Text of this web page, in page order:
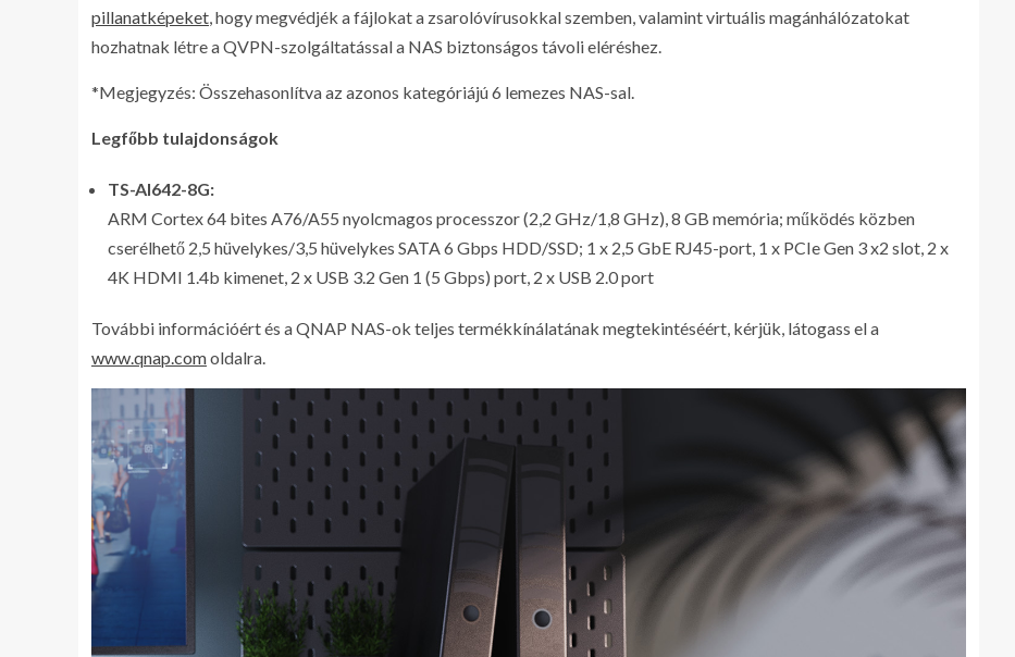
pillanatképeket , hogy megvédjék a fájlokat a zsarolóvírusokkal szemben, valamint virtuális magánhálózatokat
hozhatnak létre a QVPN-szolgáltatással a NAS biztonságos távoli eléréshez.
*Megjegyzés: Összehasonlítva az azonos kategóriájú 6 lemezes NAS-sal.
Legfőbb tulajdonságok
TS-AI642-8G:
ARM Cortex 64 bites A76/A55 nyolcmagos processzor (2,2 GHz/1,8 GHz), 8 GB memória; működés közben
cserélhető 2,5 hüvelykes/3,5 hüvelykes SATA 6 Gbps HDD/SSD; 1 x 2,5 GbE RJ45-port, 1 x PCIe Gen 3 x2 slot, 2 x
4K HDMI 1.4b kimenet, 2 x USB 3.2 Gen 1 (5 Gbps) port, 2 x USB 2.0 port
További információért és a QNAP NAS-ok teljes termékkínálatának megtekintéséért, kérjük, látogass el a
www.qnap.comoldalra.